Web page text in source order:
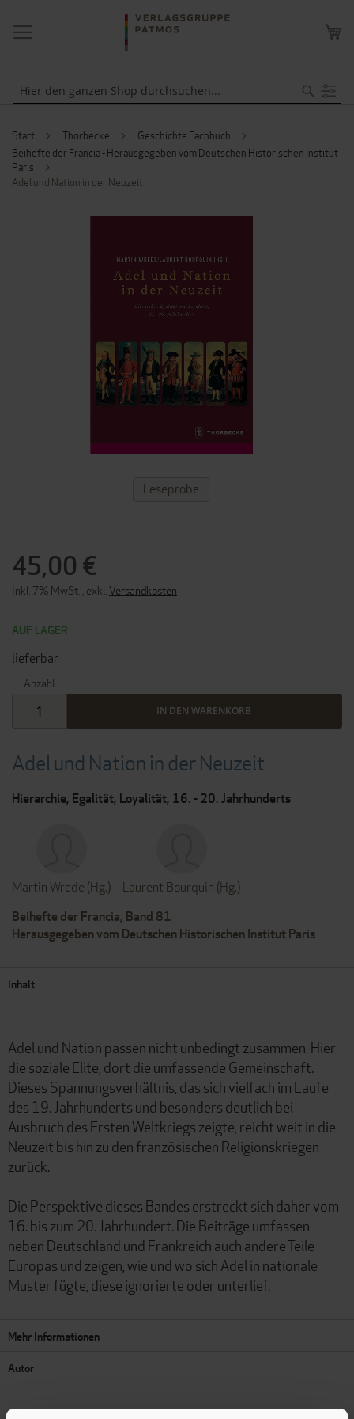
NAVIGATION
UMSCHALTEN
Start Thorbecke
Geschichte Fachbuch
Beihefte der Francia - Herausgegeben vom Deutschen Historischen Institut
Paris
Adel und Nation in der Neuzeit
Adel und Nation in der Neuzeit
Hierarchie, Egalität, Loyalität, 16. - 20. Jahrhunderts
Martin Wrede (Hg.)
Laurent Bourquin (Hg.)
Beihefte der Francia, Band 81
Herausgegeben vom Deutschen Historischen Institut Paris
45,00 €
Inkl. 7% MwSt. , exkl. Versandkosten
AUF LAGER
lieferbar
Anzahl
IN DEN WARENKORB
BILDERGALERIE
SPRINGEN
ZUM
ANFANG
Leseprobe
Inhalt
Adel und Nation passen nicht unbedingt zusammen. Hier
die soziale Elite, dort die umfassende Gemeinschaft.
Dieses Spannungsverhältnis, das sich vielfach im Laufe
des 19. Jahrhunderts und besonders deutlich bei
Ausbruch des Ersten Weltkriegs zeigte, reicht weit in die
Neuzeit bis hin zu den französischen Religionskriegen
zurück.
Die Perspektive dieses Bandes erstreckt sich daher vom
16. bis zum 20. Jahrhundert. Die Beiträge umfassen
neben Deutschland und Frankreich auch andere Teile
Europas und zeigen, wie und wo sich Adel in nationale
Muster fügte, diese ignorierte oder unterlief.
Mehr Informationen
Autor